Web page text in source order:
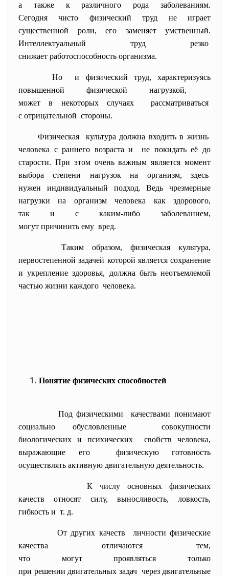
а также к различного рода заболеваниям.
Сегодня чисто физический труд не играет
существенной роли, его заменяет умственный.
Интеллектуальный труд резко
снижает работоспособность организма.
Но и физический труд, характеризуясь
повышенной физической нагрузкой,
может в некоторых случаях рассматриваться
с отрицательной стороны.
Физическая культура должна входить в жизнь
человека с раннего возраста и не покидать её до
старости. При этом очень важным является момент
выбора степени нагрузок на организм, здесь
нужен индивидуальный подход. Ведь чрезмерные
нагрузки на организм человека как здорового,
так и с каким-либо заболеванием,
могут причинить ему вред.
Таким образом, физическая культура,
первостепенной задачей которой является сохранение
и укрепление здоровья, должна быть неотъемлемой
частью жизни каждого человека.
Понятие физических способностей
Под физическими качествами понимают
социально обусловленные совокупности
биологических и психических свойств человека,
выражающие его физическую готовность
осуществлять активную двигательную деятельность.
К числу основных физических
качеств относят силу, выносливость, ловкость,
гибкость и т. д.
От других качеств личности физические
качества отличаются тем,
что могут проявляться только
при решении двигательных задач через двигательные